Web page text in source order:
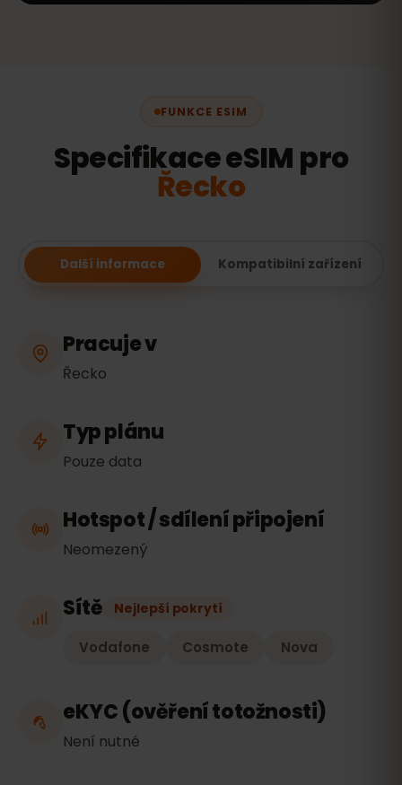
FUNKCE ESIM
Specifikace eSIM pro
Řecko
Další informace Kompatibilní zařízení
Pracuje v
Řecko
Typ plánu
Pouze data
Hotspot / sdílení připojení
Neomezený
Sítě Nejlepší pokrytí
Vodafone Cosmote Nova
eKYC (ověření totožnosti)
Není nutné